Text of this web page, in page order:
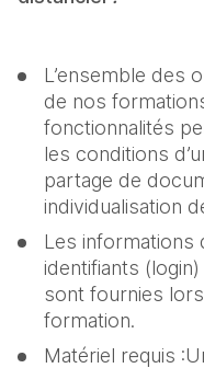
L’ensemble des
de nos
fonctionnalités
les conditions
partage de
individualisation
Les informations
identifiants
sont fournies
formation.
Matériel requis